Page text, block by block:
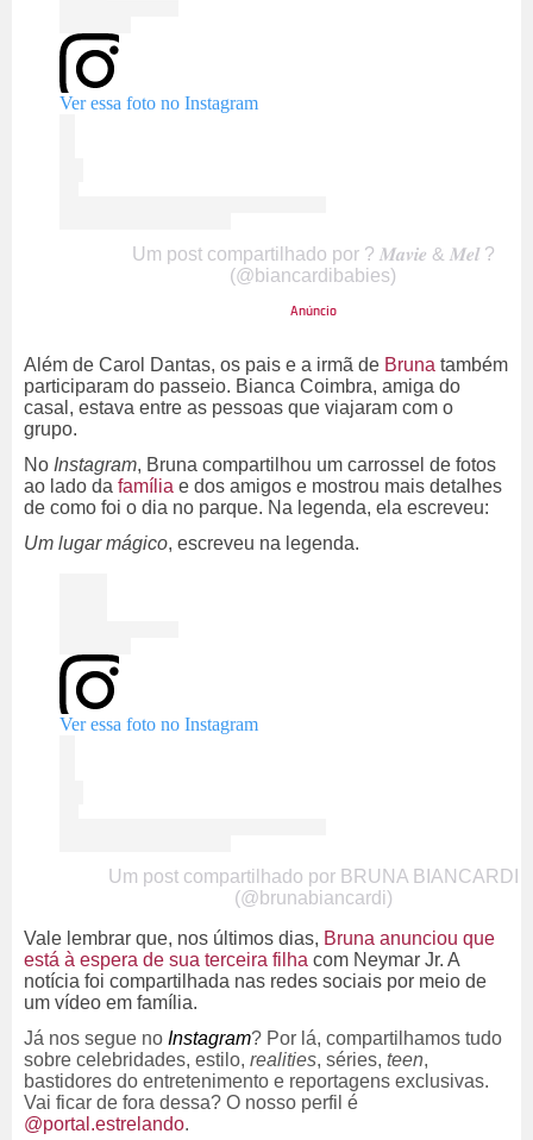
Ver essa foto no Instagram
Um post compartilhado por ? 𝑴𝒂𝒗𝒊𝒆 & 𝑴𝒆𝒍 ?
(@biancardibabies)
Além de Carol Dantas, os pais e a irmã de Bruna também
participaram do passeio. Bianca Coimbra, amiga do
casal, estava entre as pessoas que viajaram com o
grupo.
No Instagram, Bruna compartilhou um carrossel de fotos
ao lado da família e dos amigos e mostrou mais detalhes
de como foi o dia no parque. Na legenda, ela escreveu:
Um lugar mágico, escreveu na legenda.
Ver essa foto no Instagram
Um post compartilhado por BRUNA BIANCARDI
(@brunabiancardi)
Vale lembrar que, nos últimos dias, Bruna anunciou que
está à espera de sua terceira filha com Neymar Jr. A
notícia foi compartilhada nas redes sociais por meio de
um vídeo em família.
Já nos segue no Instagram? Por lá, compartilhamos tudo
sobre celebridades, estilo, realities, séries, teen,
bastidores do entretenimento e reportagens exclusivas.
Vai ficar de fora dessa? O nosso perfil é
@portal.estrelando.